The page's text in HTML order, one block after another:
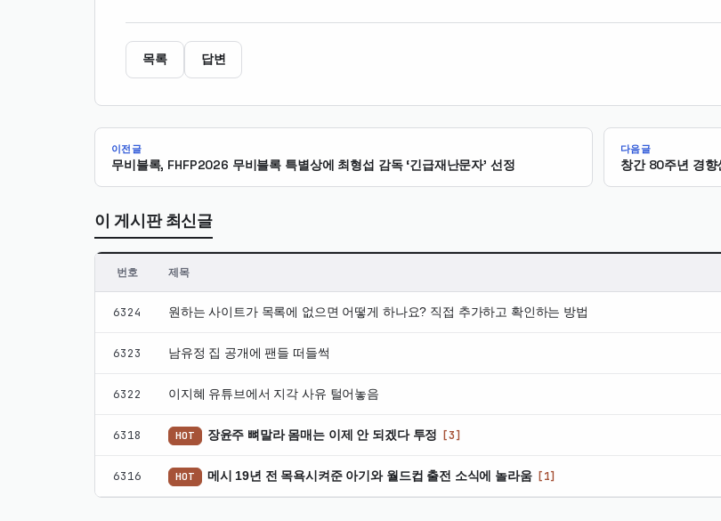
목록 답변
이전글
무비블록, FHFP2026 무비블록 특별상에 최형섭 감독 ‘긴급재난문자’ 선정
다음글
창간 80주년 경향
이 게시판 최신글
번호 제목
6324 원하는 사이트가 목록에 없으면 어떻게 하나요? 직접 추가하고 확인하는 방법
6323 남유정 집 공개에 팬들 떠들썩
6322 이지혜 유튜브에서 지각 사유 털어놓음
6318 HOT 장윤주 뼈말라 몸매는 이제 안 되겠다 투정 [3]
6316 HOT 메시 19년 전 목욕시켜준 아기와 월드컵 출전 소식에 놀라움 [1]